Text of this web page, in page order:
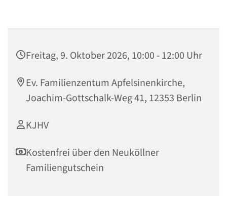
Freitag, 9. Oktober 2026, 10:00 - 12:00 Uhr
Ev. Familienzentum Apfelsinenkirche,
Joachim-Gottschalk-Weg 41, 12353 Berlin
KJHV
Kostenfrei über den Neuköllner
Familiengutschein